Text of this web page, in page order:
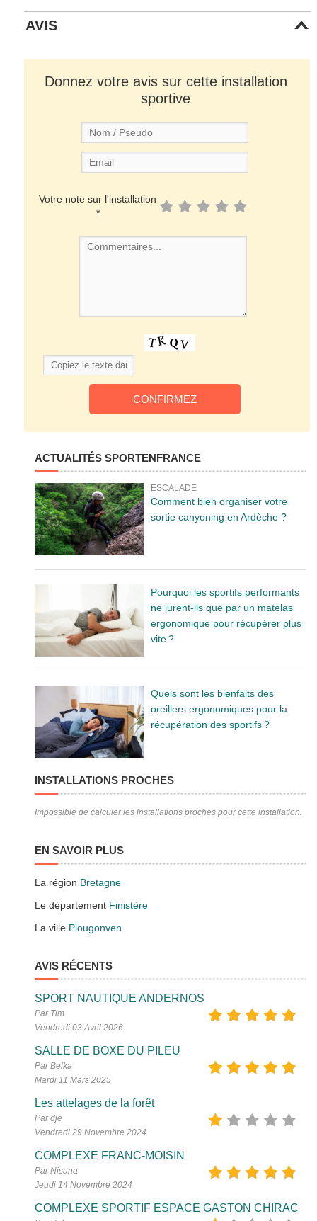
AVIS
Donnez votre avis sur cette installation
sportive
Votre note sur l'installation
*
ACTUALITÉS SPORTENFRANCE
ESCALADE
Comment bien organiser votre
sortie canyoning en Ardèche ?
Pourquoi les sportifs performants
ne jurent-ils que par un matelas
ergonomique pour récupérer plus
vite ?
Quels sont les bienfaits des
oreillers ergonomiques pour la
récupération des sportifs ?
INSTALLATIONS PROCHES
Impossible de calculer les installations proches pour cette installation.
EN SAVOIR PLUS
La région Bretagne
Le département Finistère
La ville Plougonven
AVIS RÉCENTS
SPORT NAUTIQUE ANDERNOS
Par Tim
Vendredi 03 Avril 2026
SALLE DE BOXE DU PILEU
Par Belka
Mardi 11 Mars 2025
Les attelages de la forêt
Par dje
Vendredi 29 Novembre 2024
COMPLEXE FRANC-MOISIN
Par Nisana
Jeudi 14 Novembre 2024
COMPLEXE SPORTIF ESPACE GASTON CHIRAC